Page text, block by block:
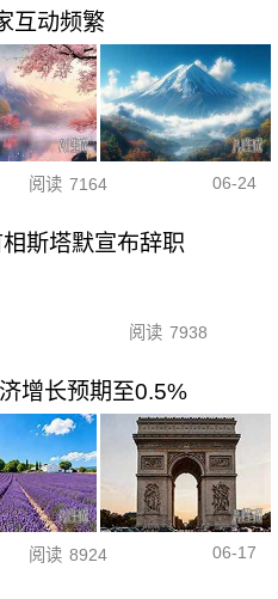
互动频繁
阅读 7164 06-24
斯塔默宣布辞职
阅读 7938
增长预期至0.5%
阅读 8924 06-17